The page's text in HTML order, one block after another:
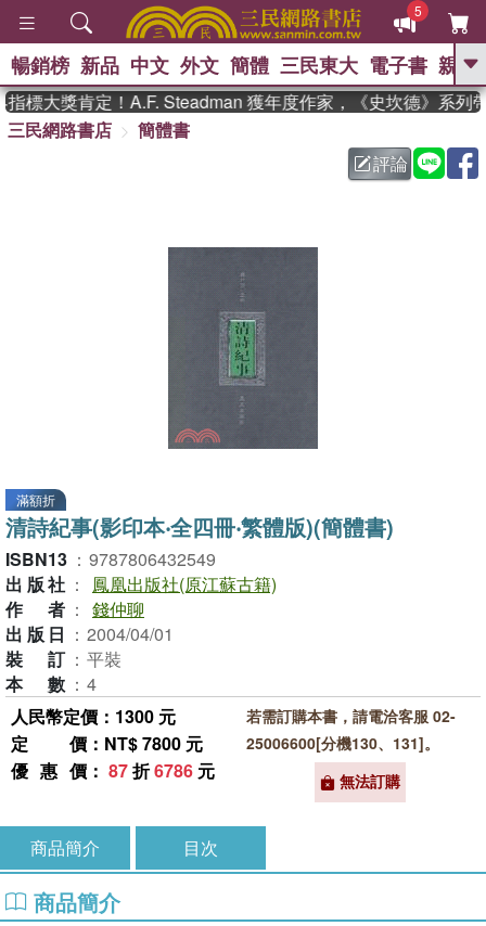
5
GO
父親節 、 如果歷
暑期推薦 、 國際布克
偉大的迷走神經
暢銷榜 新品 中文 外文 簡體 三民東大 電子書 親子
標大獎肯定！A.F. Steadman 獲年度作家，《史坎德》系列帶
三民網路書店
簡體書
評論
滿額折
清詩紀事(影印本‧全四冊‧繁體版)(簡體書)
ISBN13 ： 9787806432549
出版社 ：
鳳凰出版社(原江蘇古籍)
作者 ： 錢仲聊
出版日 ： 2004/04/01
裝訂 ： 平裝
本數 ： 4
人民幣定價：1300 元
定價 ：NT$ 7800 元
優惠價 ： 87折6786 元
若需訂購本書，請電洽客服 02-
25006600[分機130、131]。
無法訂購
商品簡介 目次
商品簡介